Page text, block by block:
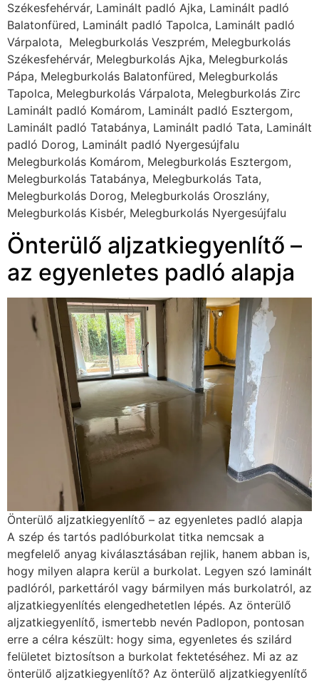
Székesfehérvár, Laminált padló Ajka, Laminált padló
Balatonfüred, Laminált padló Tapolca, Laminált padló
Várpalota, Melegburkolás Veszprém, Melegburkolás
Székesfehérvár, Melegburkolás Ajka, Melegburkolás
Pápa, Melegburkolás Balatonfüred, Melegburkolás
Tapolca, Melegburkolás Várpalota, Melegburkolás Zirc
Laminált padló Komárom, Laminált padló Esztergom,
Laminált padló Tatabánya, Laminált padló Tata, Laminált
padló Dorog, Laminált padló Nyergesújfalu
Melegburkolás Komárom, Melegburkolás Esztergom,
Melegburkolás Tatabánya, Melegburkolás Tata,
Melegburkolás Dorog, Melegburkolás Oroszlány,
Melegburkolás Kisbér, Melegburkolás Nyergesújfalu
Önterülő aljzatkiegyenlítő –
az egyenletes padló alapja
Önterülő aljzatkiegyenlítő – az egyenletes padló alapja
A szép és tartós padlóburkolat titka nemcsak a
megfelelő anyag kiválasztásában rejlik, hanem abban is,
hogy milyen alapra kerül a burkolat. Legyen szó laminált
padlóról, parkettáról vagy bármilyen más burkolatról, az
aljzatkiegyenlítés elengedhetetlen lépés. Az önterülő
aljzatkiegyenlítő, ismertebb nevén Padlopon, pontosan
erre a célra készült: hogy sima, egyenletes és szilárd
felületet biztosítson a burkolat fektetéséhez. Mi az az
önterülő aljzatkiegyenlítő? Az önterülő aljzatkiegyenlítő